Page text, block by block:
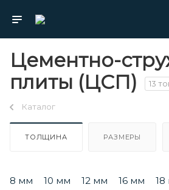
Цементно-
плиты (ЦСП)
13
Каталог
ТОЛЩИНА РАЗМЕРЫ
8 мм 10 мм 12 мм 16 мм